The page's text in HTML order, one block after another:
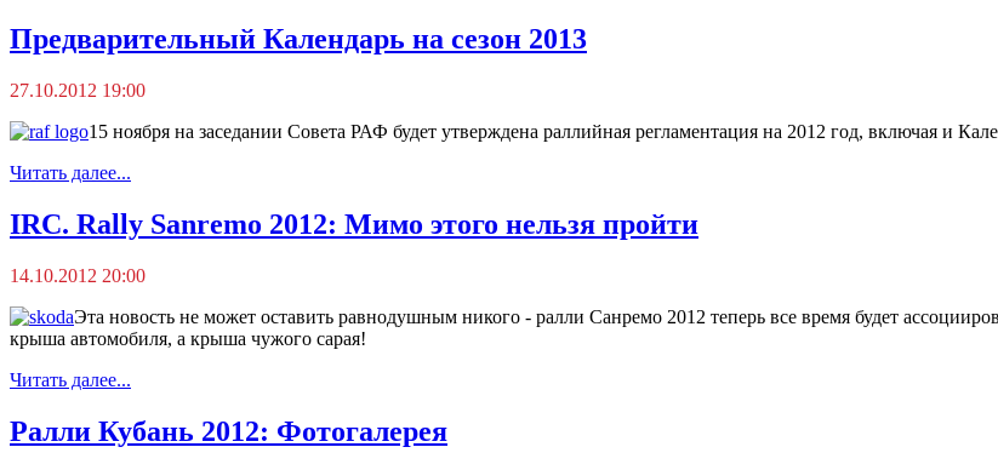
Предварительный Календарь на сезон 2013
27.10.2012 19:00
15 ноября на заседании Совета РАФ будет утверждена раллийная регламентация на 2012 год, включая и
Читать далее...
IRC. Rally Sanremo 2012: Мимо этого нельзя пройти
14.10.2012 20:00
Эта новость не может оставить равнодушным никого - ралли Санремо 2012 теперь все время будет
крыша автомобиля, а крыша чужого сарая!
Читать далее...
Ралли Кубань 2012: Фотогалерея